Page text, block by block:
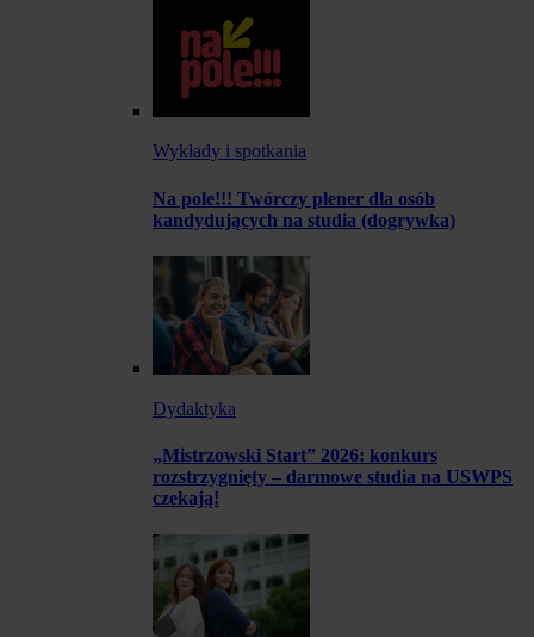
Wykłady i spotkania
Na pole!!! Twórczy plener dla osób
kandydujących na studia (dogrywka)
Dydaktyka
„Mistrzowski Start” 2026: konkurs
rozstrzygnięty – darmowe studia na USWPS
czekają!